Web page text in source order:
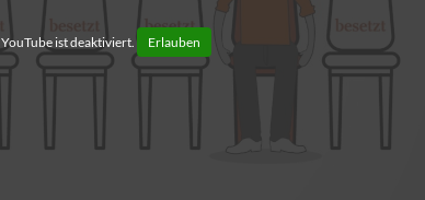
YouTube ist deaktiviert. Erlauben